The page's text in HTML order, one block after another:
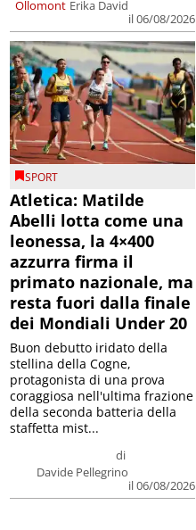
Ollomont Erika David
il 06/08/2026
SPORT
Atletica: Matilde
Abelli lotta come una
leonessa, la 4×400
azzurra firma il
primato nazionale, ma
resta fuori dalla finale
dei Mondiali Under 20
di
Davide Pellegrino
il 06/08/2026
Buon debutto iridato della
stellina della Cogne,
protagonista di una prova
coraggiosa nell'ultima frazione
della seconda batteria della
staffetta mist...